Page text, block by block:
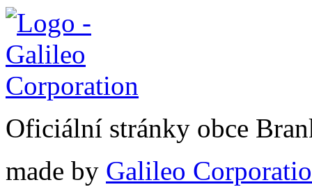
Oficiální stránky obce
made by Galileo